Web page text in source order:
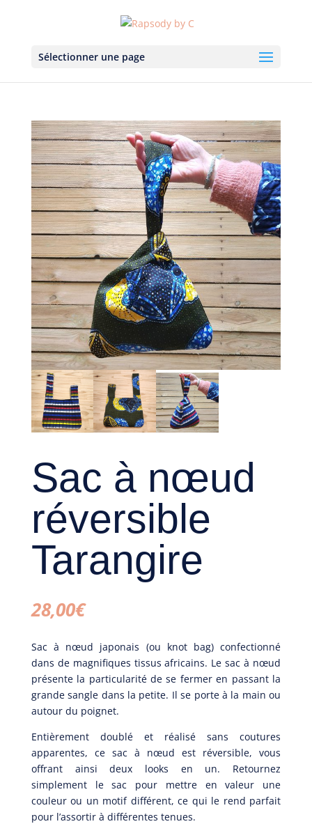
Sélectionner une page
Sac à nœud
réversible
Tarangire
28,00€
Sac à nœud japonais (ou knot bag) confectionné
dans de magnifiques tissus africains. Le sac à nœud
présente la particularité de se fermer en passant la
grande sangle dans la petite. Il se porte à la main ou
autour du poignet.
Entièrement doublé et réalisé sans coutures
apparentes, ce sac à nœud est réversible, vous
offrant ainsi deux looks en un. Retournez
simplement le sac pour mettre en valeur une
couleur ou un motif différent, ce qui le rend parfait
pour l’assortir à différentes tenues.